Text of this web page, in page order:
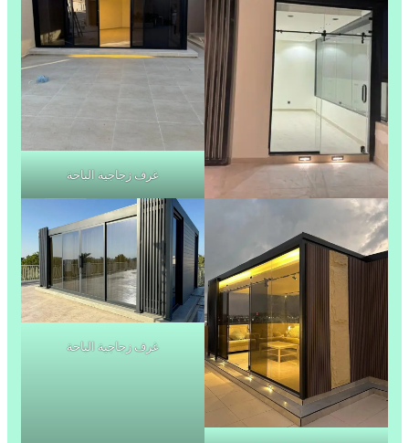
غرف زجاجية الباحة
غرف زجاجية الباحة